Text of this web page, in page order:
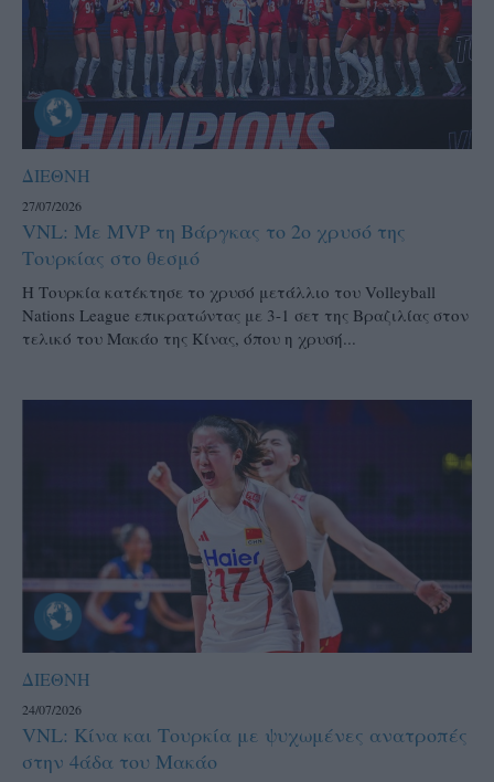
ΔΙΕΘΝΗ
27/07/2026
VNL: Με MVP τη Βάργκας το 2ο χρυσό της
Τουρκίας στο θεσμό
H Τουρκία κατέκτησε το χρυσό μετάλλιο του Volleyball
Nations League επικρατώντας με 3-1 σετ της Βραζιλίας στον
τελικό του Μακάο της Κίνας, όπου η χρυσή...
ΔΙΕΘΝΗ
24/07/2026
VNL: Κίνα και Τουρκία με ψυχωμένες ανατροπές
στην 4άδα του Μακάο